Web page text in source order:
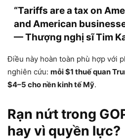
“Tariffs are a tax on
and American
— Thượng nghị sĩ Tim
Điều này hoàn toàn phù hợp với
nghiên cứu: mỗi $1 thuế quan
$4–5 cho nền kinh tế Mỹ.
Rạn nứt trong
hay vì quyền lực?